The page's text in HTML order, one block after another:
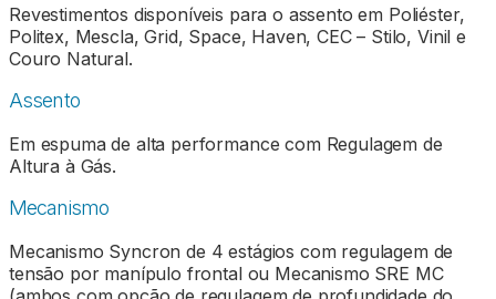
Revestimentos disponíveis para o assento em Poliéster,
Politex, Mescla, Grid, Space, Haven, CEC – Stilo, Vinil e
Couro Natural.
Assento
Em espuma de alta performance com Regulagem de
Altura à Gás.
Mecanismo
Mecanismo Syncron de 4 estágios com regulagem de
tensão por manípulo frontal ou Mecanismo SRE MC